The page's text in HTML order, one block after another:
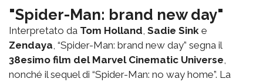
"Spider-Man: brand new day"
Interpretato da Tom Holland, Sadie Sink e
Zendaya, “Spider-Man: brand new day” segna il
38esimo film del Marvel Cinematic Universe,
nonché il sequel di “Spider-Man: no way home”. La